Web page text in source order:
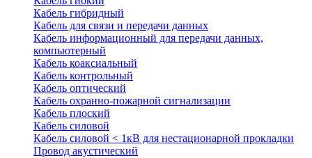
Кабель гибридный
Кабель для связи и передачи данных
Кабель информационный для передачи данных,
компьютерный
Кабель коаксиальный
Кабель контрольный
Кабель оптический
Кабель охранно-пожарной сигнализации
Кабель плоский
Кабель силовой
Кабель силовой < 1кВ для нестационарной прокладки
Провод акустический